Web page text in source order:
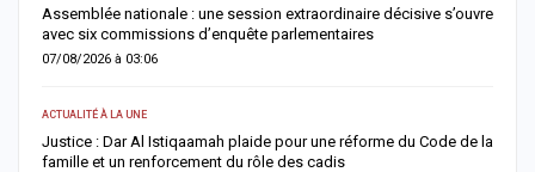
Assemblée nationale : une session extraordinaire décisive s’ouvre
avec six commissions d’enquête parlementaires
07/08/2026 à 03:06
ACTUALITÉ À LA UNE
Justice : Dar Al Istiqaamah plaide pour une réforme du Code de la
famille et un renforcement du rôle des cadis